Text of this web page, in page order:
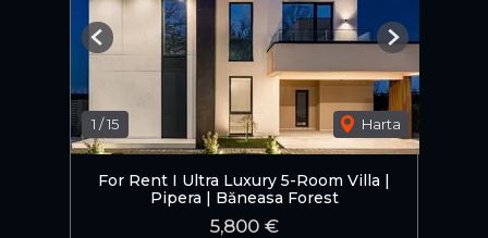
1 /15 Harta
Previous Next
For Rent I Ultra Luxury 5-Room Villa |
Pipera | Băneasa Forest
5,800 €